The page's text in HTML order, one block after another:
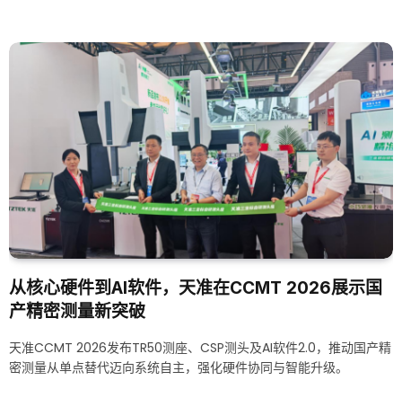
从核心硬件到AI软件，天准在CCMT 2026展示国
产精密测量新突破
天准CCMT 2026发布TR50测座、CSP测头及AI软件2.0，推动国产精
密测量从单点替代迈向系统自主，强化硬件协同与智能升级。